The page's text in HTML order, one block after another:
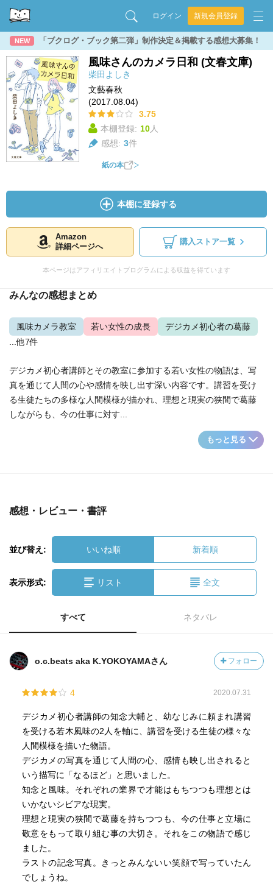
ログイン 新規会員登録
NEW 「ブクログ・ブック第二弾」制作決定＆掲載する感想大募集！
風味さんのカメラ日和 (文春文庫)
柴田よしき
文藝春秋
(2017.08.04)
3.75
本棚登録: 10人
感想: 3件
紙の本
本棚に登録する
Amazon
詳細ページへ
購入ストア一覧
本ページはアフィリエイトプログラムによる収益を得ています
みんなの感想まとめ
風味カメラ教室 若い女性の成長
デジカメ初心者の葛藤
...他7件
デジカメ初心者講師とその教室に参加する若い女性の物語は、写
真を通じて人間の心や感情を映し出す深い内容です。講習を受け
る生徒たちの多様な人間模様が描かれ、理想と現実の狭間で葛藤
しながらも、今の仕事に対す...
もっと見る
感想・レビュー・書評
並び替え: いいね順 新着順
表示形式: リスト 全文
すべて ネタバレ
o.c.beats aka K.YOKOYAMAさん フォロー
4 2020.07.31
デジカメ初心者講師の知念大輔と、幼なじみに頼まれ講習
を受ける若木風味の2人を軸に、講習を受ける生徒の様々な
人間模様を描いた物語。
デジカメの写真を通じて人間の心、感情も映し出されると
いう描写に「なるほど」と思いました。
知念と風味。それぞれの業界で才能はもちつつも理想とは
いかないシビアな現実。
理想と現実の狭間で葛藤を持ちつつも、今の仕事と立場に
敬意をもって取り組む事の大切さ。それをこの物語で感じ
ました。
ラストの記念写真。きっとみんないい笑顔で写っていたん
でしょうね。